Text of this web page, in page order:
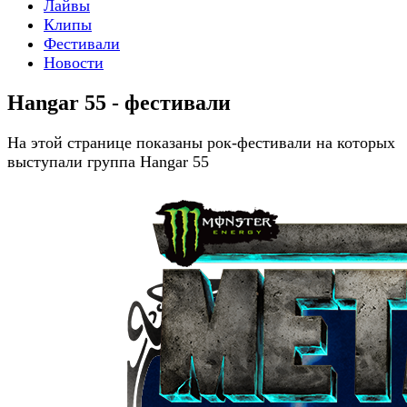
Лайвы
Клипы
Фестивали
Новости
Hangar 55 - фестивали
На этой странице показаны рок-фестивали на которых
выступали группа Hangar 55